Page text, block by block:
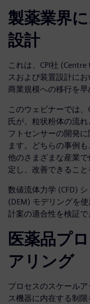
製薬業界
設計
これは、CPI社
スおよび装置設計に
商業規模への移行を早
このウェビナーでは
氏が、粒状粉体の流
フトセンサーの開発
ます。どちらの事例
他のさまざまな産業
定し、改善できること
数値流体力学 (CFD)
(DEM) モデリングを
計案の適合性を検証で
医薬品プ
アリング
プロセスのスケール
ス機器に内在する制